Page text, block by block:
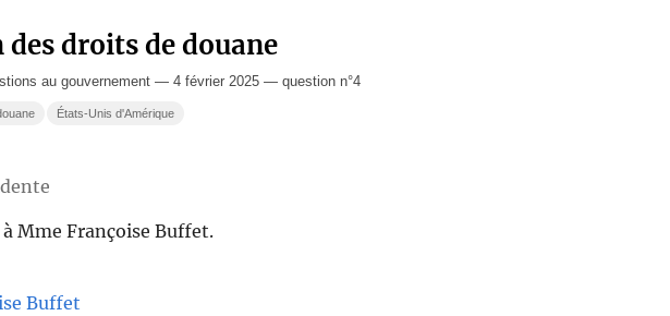
droits de douane
au gouvernement — 4 février 2025 — question n°4
États-Unis d'Amérique
Mme Françoise Buffet.
Buffet